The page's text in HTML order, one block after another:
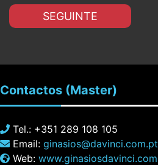
SEGUINTE
Contactos (Master)
Tel.: +351 289 108 105
Email: ginasios@davinci.com.pt
Web: www.ginasiosdavinci.com